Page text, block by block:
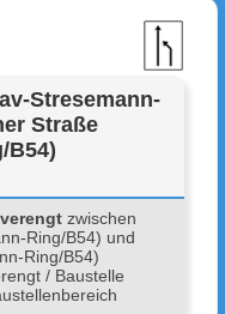
Stresemann-
Straße
B54)
zwischen
Ring/B54) und
Ring/B54)
/ Baustelle